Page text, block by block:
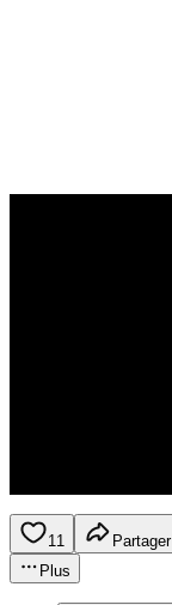
11 Partager
Plus